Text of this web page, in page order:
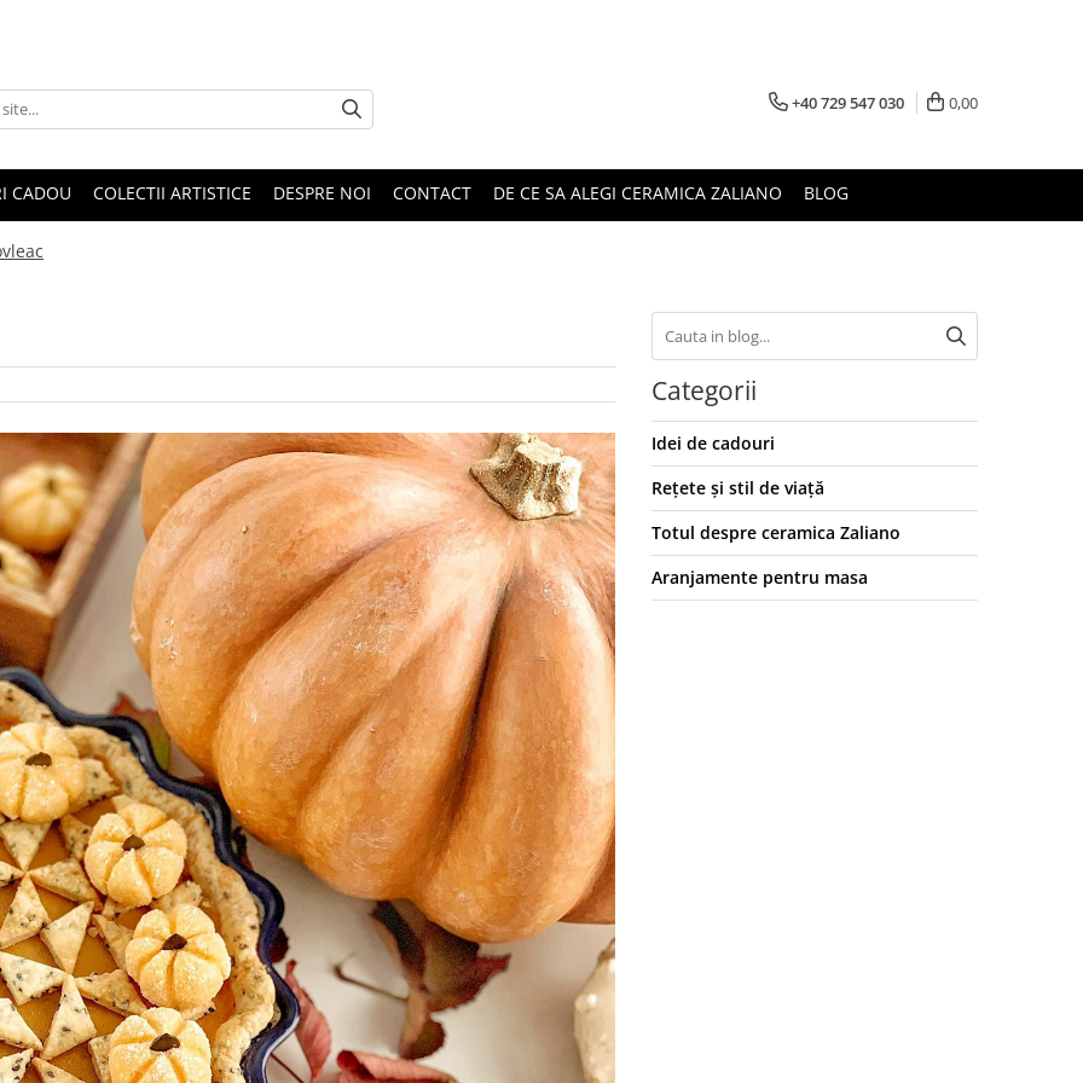
+40 729 547 030 0,00
CADOU COLECTII ARTISTICE DESPRE NOI CONTACT DE CE SA ALEGI CERAMICA ZALIANO BLOG
Categorii
Idei de cadouri
Rețete și stil de viață
Totul despre ceramica Zaliano
Aranjamente pentru masa